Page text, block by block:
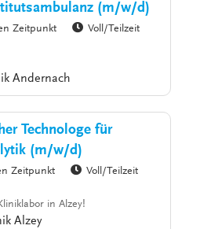
(m/w/d)
Zeitpunkt
Voll/Teilzeit
Andernach
Technologe für
(m/w/d)
Zeitpunkt
Voll/Teilzeit
in Alzey!
Alzey